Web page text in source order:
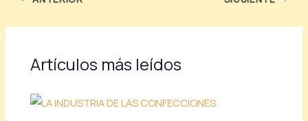
Artículos más leídos